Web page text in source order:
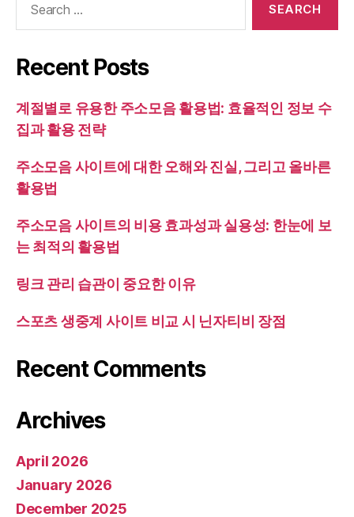
Recent Posts
계절별로 유용한 주소모음 활용법: 효율적인 정보 수
집과 활용 전략
주소모음 사이트에 대한 오해와 진실, 그리고 올바른
활용법
주소모음 사이트의 비용 효과성과 실용성: 한눈에 보
는 최적의 활용법
링크 관리 습관이 중요한 이유
스포츠 생중계 사이트 비교 시 닌자티비 장점
Recent Comments
Archives
April 2026
January 2026
December 2025